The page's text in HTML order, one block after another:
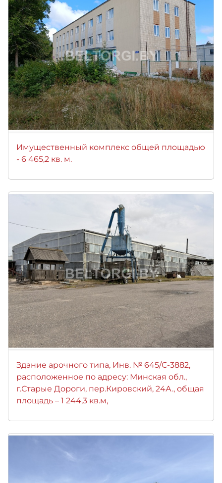
Имущественный комплекс общей площадью
- 6 465,2 кв. м.
Здание арочного типа, Инв. № 645/С-3882,
расположенное по адресу: Минская обл.,
г.Старые Дороги, пер.Кировский, 24А., общая
площадь – 1 244,3 кв.м,